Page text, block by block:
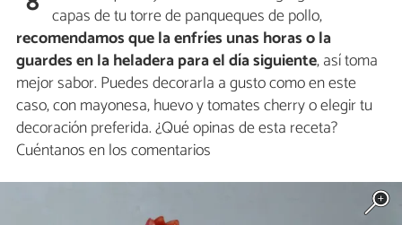
capas de tu torre de panqueques de pollo,
recomendamos que la enfríes unas horas o la
guardes en la heladera para el día siguiente, así toma
mejor sabor. Puedes decorarla a gusto como en este
caso, con mayonesa, huevo y tomates cherry o elegir tu
decoración preferida. ¿Qué opinas de esta receta?
Cuéntanos en los comentarios